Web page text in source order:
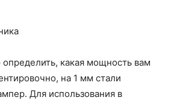
какая мощность вам
на 1 мм стали
Для использования в